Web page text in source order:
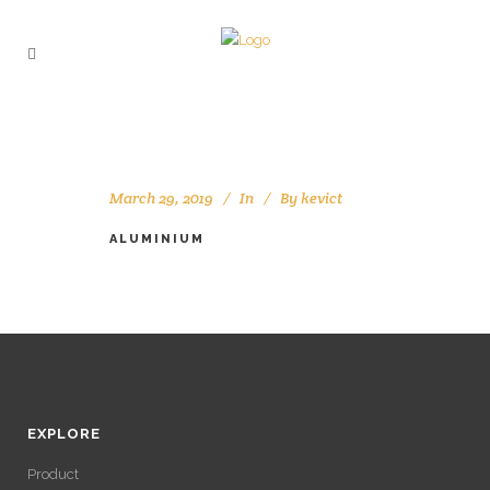
March 29, 2019 In Bykevict
ALUMINIUM
EXPLORE
Product